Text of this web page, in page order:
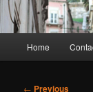
Home
Post
← Previous